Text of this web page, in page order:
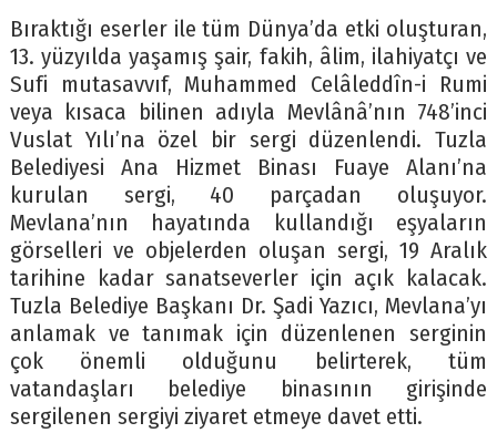
Bıraktığı eserler ile tüm Dünya’da etki oluşturan,
13. yüzyılda yaşamış şair, fakih, âlim, ilahiyatçı ve
Sufi mutasavvıf, Muhammed Celâleddîn-i Rumi
veya kısaca bilinen adıyla Mevlânâ’nın 748’inci
Vuslat Yılı’na özel bir sergi düzenlendi. Tuzla
Belediyesi Ana Hizmet Binası Fuaye Alanı’na
kurulan sergi, 40 parçadan oluşuyor.
Mevlana’nın hayatında kullandığı eşyaların
görselleri ve objelerden oluşan sergi, 19 Aralık
tarihine kadar sanatseverler için açık kalacak.
Tuzla Belediye Başkanı Dr. Şadi Yazıcı, Mevlana’yı
anlamak ve tanımak için düzenlenen serginin
çok önemli olduğunu belirterek, tüm
vatandaşları belediye binasının girişinde
sergilenen sergiyi ziyaret etmeye davet etti.